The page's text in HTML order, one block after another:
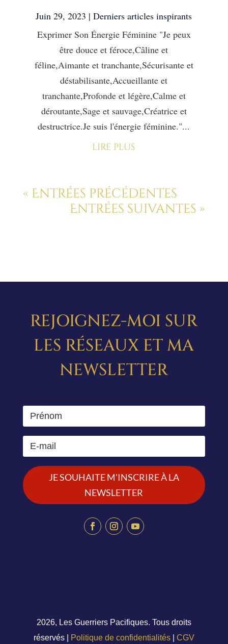
Juin 29, 2023 |Derniers articles inspirants
Exprimer Son Énergie Féminine "Je peux
être douce et féroce,Câline et
féline,Aimante et tranchante,Sécurisante et
déstabilisante,Accueillante et
tranchante,Profonde et légère,Calme et
déroutante,Sage et sauvage,Créatrice et
destructrice.Je suis l'énergie féminine."...
lire plus
« Entrées précédentes
Entrées suivantes »
REJOIGNEZ-MOI SUR
LES RÉSEAUX ET MA
NEWSLETTER
JE SOUHAITE M'INSCRIRE À LA
NEWSLETTER
2026, Les Guerriers Pacifiques. Tous droits
réservés |
Politique de confidentialités| CGV